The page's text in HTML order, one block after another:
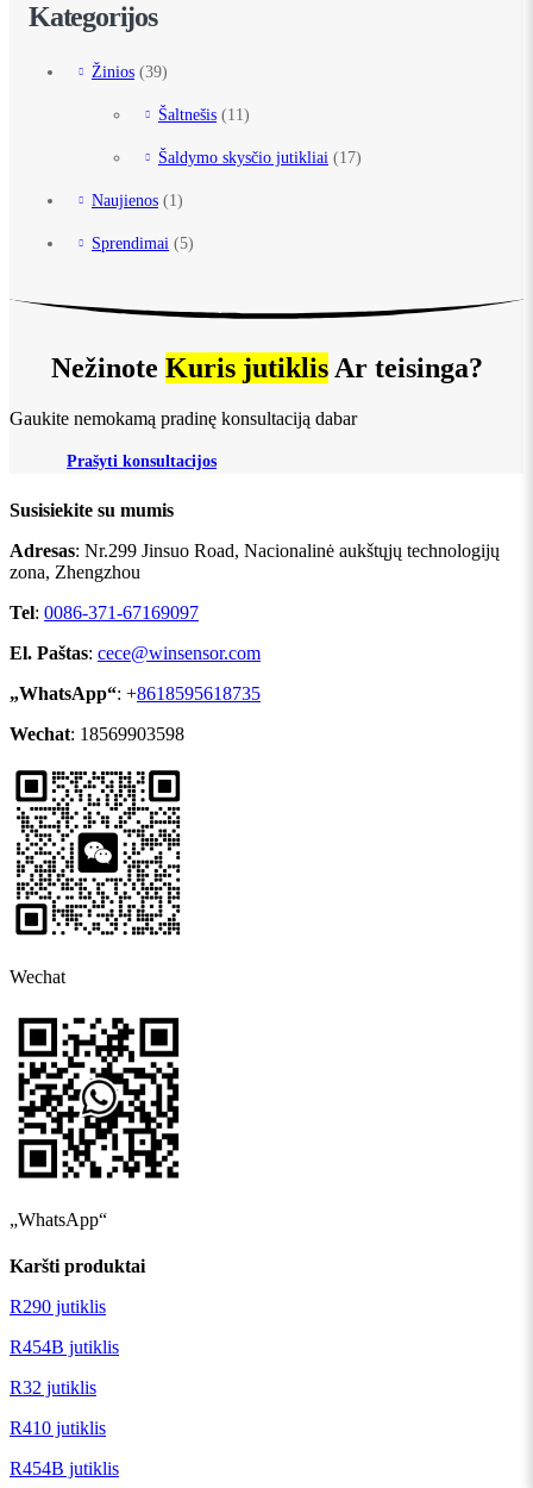
Kategorijos
Žinios (39)
Šaltnešis (11)
Šaldymo skysčio jutikliai (17)
Naujienos (1)
Sprendimai (5)
Nežinote Kuris jutiklisAr teisinga?
Gaukite nemokamą pradinę konsultaciją dabar
Prašyti konsultacijos
Susisiekite su mumis
Adresas: Nr.299 Jinsuo Road, Nacionalinė aukštųjų technologijų
zona, Zhengzhou
Tel: 0086-371-67169097
El. Paštas: cece@winsensor.com
„WhatsApp“: +8618595618735
Wechat: 18569903598
Wechat
„WhatsApp“
Karšti produktai
R290 jutiklis
R454B jutiklis
R32 jutiklis
R410 jutiklis
R454B jutiklis